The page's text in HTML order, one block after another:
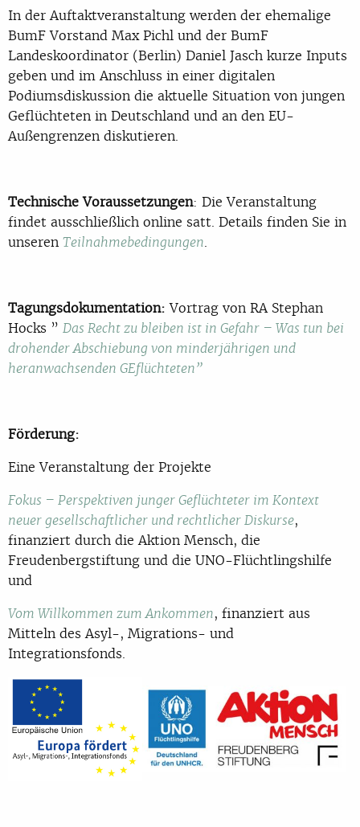
In der Auftaktveranstaltung werden der ehemalige
BumF Vorstand Max Pichl und der BumF
Landeskoordinator (Berlin) Daniel Jasch kurze Inputs
geben und im Anschluss in einer digitalen
Podiumsdiskussion die aktuelle Situation von jungen
Geflüchteten in Deutschland und an den EU-
Außengrenzen diskutieren.
Technische Voraussetzungen: Die Veranstaltung
findet ausschließlich online satt. Details finden Sie in
unseren Teilnahmebedingungen.
Tagungsdokumentation:Vortrag von RA Stephan
Hocks ” Das Recht zu bleiben ist in Gefahr – Was tun bei
drohender Abschiebung von minderjährigen und
heranwachsenden GEflüchteten”
Förderung:
Eine Veranstaltung der Projekte
Fokus – Perspektiven junger Geflüchteter im Kontext
neuer gesellschaftlicher und rechtlicher Diskurse,
finanziert durch die Aktion Mensch, die
Freudenbergstiftung und die UNO-Flüchtlingshilfe
und
Vom Willkommen zum Ankommen, finanziert aus
Mitteln des Asyl-, Migrations- und
Integrationsfonds.